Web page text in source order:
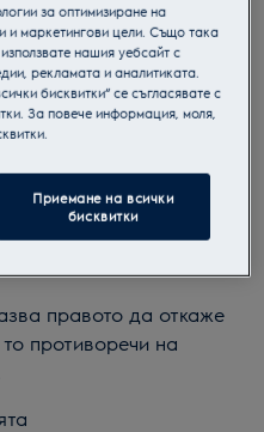
клиентите имат
използване на
Lehel Kft. и
рекламни и
изрично и
с това при регистрация
отметка в съответното
правото да откаже
противоречи на
за оптимизиране на
и маркетингови цели. Също така
нашия уебсайт с
рекламата и аналитиката.
бисквитки“ се съгласявате с
За повече информация, моля,
Приемане на всички
бисквитки